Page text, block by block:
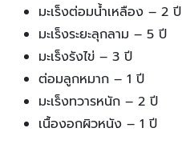
มะเร็งต่อมน้ำเหลือง – 2 ปี
มะเร็งระยะลุกลาม – 5 ปี
มะเร็งรังไข่ – 3 ปี
ต่อมลูกหมาก – 1 ปี
มะเร็งทวารหนัก – 2 ปี
เนื้องอกผิวหนัง – 1 ปี